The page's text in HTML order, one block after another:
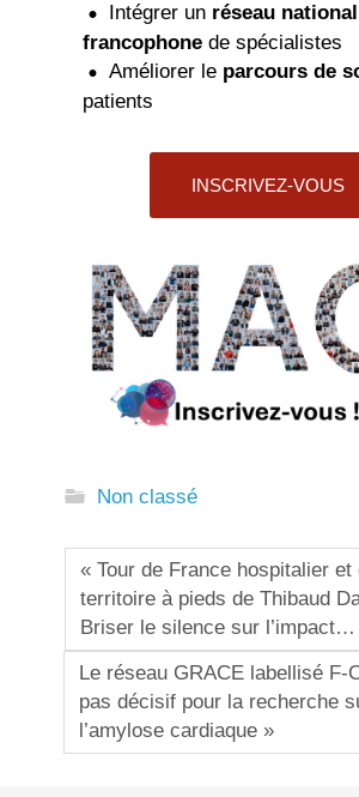
Intégrer un réseau
francophone de spécialistes
Améliorer le parcours de
patients
INSCRIVEZ-VOUS
Non classé
« Tour de France hospitalier et
territoire à pieds de Thibaud
Briser le silence sur l’impact…
Le réseau GRACE labellisé F-
pas décisif pour la recherche
l’amylose cardiaque »